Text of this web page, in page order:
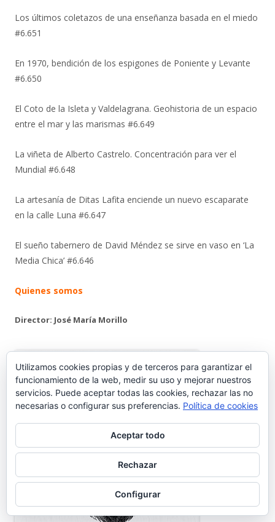
Los últimos coletazos de una enseñanza basada en el miedo
#6.651
En 1970, bendición de los espigones de Poniente y Levante
#6.650
El Coto de la Isleta y Valdelagrana. Geohistoria de un espacio
entre el mar y las marismas #6.649
La viñeta de Alberto Castrelo. Concentración para ver el
Mundial #6.648
La artesanía de Ditas Lafita enciende un nuevo escaparate
en la calle Luna #6.647
El sueño tabernero de David Méndez se sirve en vaso en ‘La
Media Chica’ #6.646
Quienes somos
Director: José María Morillo
Utilizamos cookies propias y de terceros para garantizar el
funcionamiento de la web, medir su uso y mejorar nuestros
servicios. Puede aceptar todas las cookies, rechazar las no
necesarias o configurar sus preferencias. Política de cookies
Aceptar todo
Rechazar
Configurar